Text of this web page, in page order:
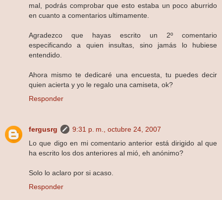
mal, podrás comprobar que esto estaba un poco aburrido
en cuanto a comentarios ultimamente.
Agradezco que hayas escrito un 2º comentario
especificando a quien insultas, sino jamás lo hubiese
entendido.
Ahora mismo te dedicaré una encuesta, tu puedes decir
quien acierta y yo le regalo una camiseta, ok?
Responder
fergusrg
9:31 p. m., octubre 24, 2007
Lo que digo en mi comentario anterior está dirigido al que
ha escrito los dos anteriores al mió, eh anónimo?
Solo lo aclaro por si acaso.
Responder